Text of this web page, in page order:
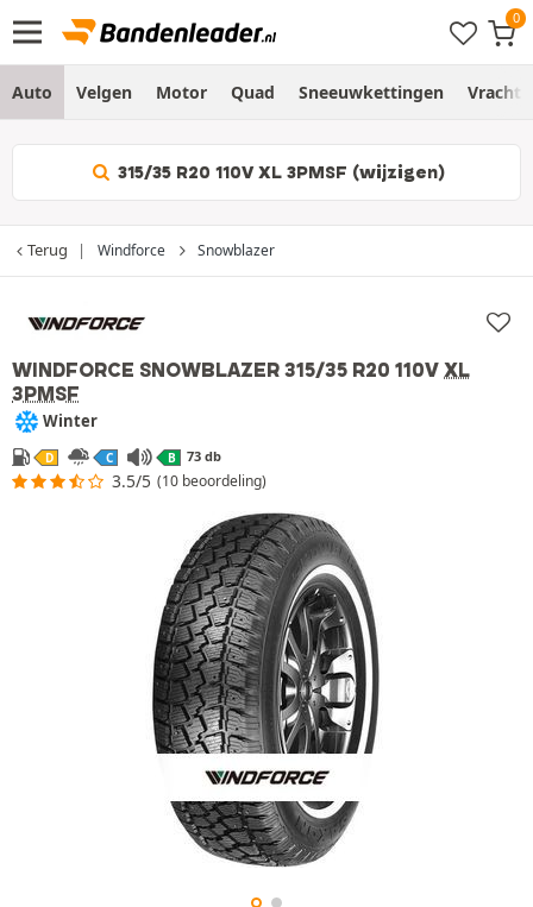
Auto Velgen Motor Quad Sneeuwkettingen
315/35 R20 110V XL 3PMSF (wijzigen)
Terug Windforce Snowblazer
WINDFORCE SNOWBLAZER 315/35 R20 110V XL
3PMSF
Winter
D C B 73 db
3.5/5 (10 beoordeling)